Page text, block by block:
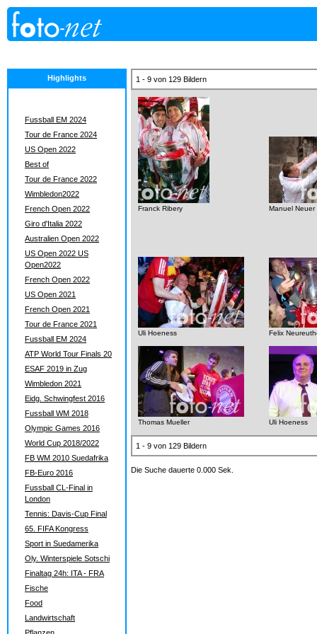
Highlights
Fussball EM 2024
Tour de France 2024
US Open 2022
Best of
Tour de France 2022
Wimbledon2022
French Open 2022
Giro d'Italia 2022
Australien Open 2022
US Open 2022 US
Open2022
French Open 2022
US Open 2021
French Open 2021
Tour de France 2021
Fussball EM 2024
ATP World Tour Finals 20
ESAF 2019 in Zug
Wimbledon 2021
Eidg. Schwingfest 2016
Fussball WM 2018
Olympic Games 2016
World Cup 2018/2022
FB WM 2010 Suedafrika
FB-Euro 2016
Fussball CL-Final in
London
Tennis: Davis-Cup Final
65. FIFA Kongress
Sport in Suedamerika
Oly. Winterspiele Sotschi
Finaltag 24h: ITA - FRA
Fische
Food
Landwirtschaft
1 - 9 von 129 Bildern
Franck Ribery Manuel Neuer
Uli Hoeness Felix
Thomas Mueller Uli Hoeness
1 - 9 von 129 Bildern
Die Suche dauerte 0.000 Sek.